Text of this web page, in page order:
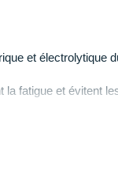
et électrolytique
la fatigue et évitent